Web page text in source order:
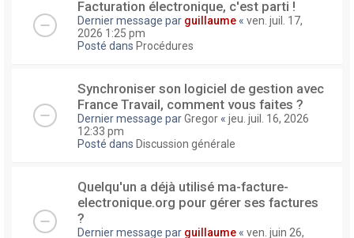
Facturation électronique, c'est parti !
Dernier message par guillaume « ven. juil. 17,
2026 1:25 pm
Posté dans Procédures
Synchroniser son logiciel de gestion avec
France Travail, comment vous faites ?
Dernier message parGregor « jeu. juil. 16, 2026
12:33 pm
Posté dans Discussion générale
Quelqu'un a déjà utilisé ma-facture-
electronique.org pour gérer ses factures
?
Dernier message par guillaume « ven. juin 26,